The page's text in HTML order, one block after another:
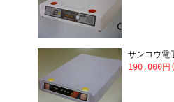
サンコウ
190,000円